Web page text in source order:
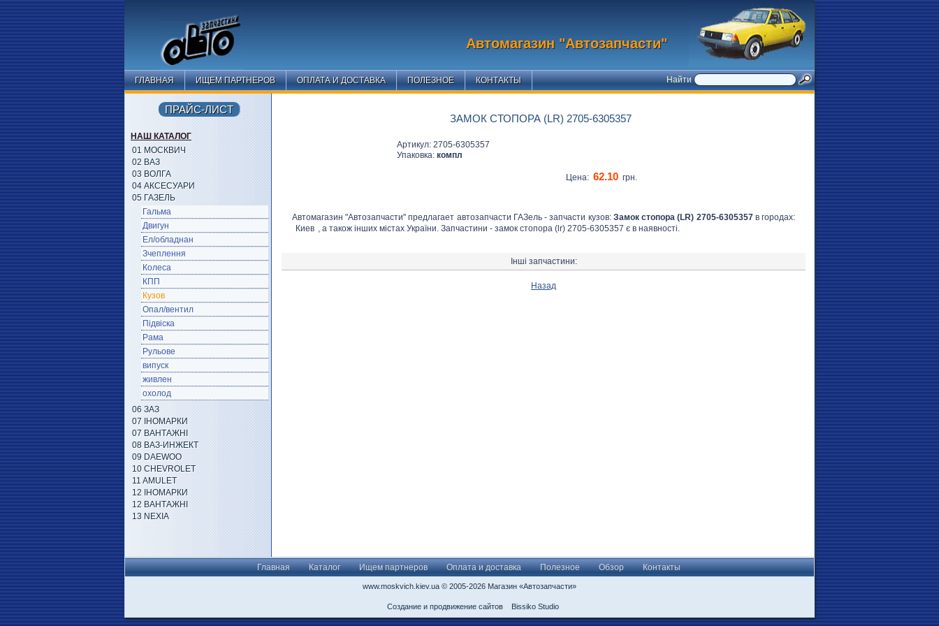
Автомагазин "Автозапчасти"
ГЛАВНАЯ ИЩЕМ ПАРТНЕРОВ ОПЛАТА И ДОСТАВКА ПОЛЕЗНОЕ КОНТАКТЫ Найти
ЗАМОК СТОПОРА (LR) 2705-6305357
Артикул: 2705-6305357
Упаковка: компл
Цена: 62.10 грн.
Автомагазин "Автозапчасти" предлагает автозапчасти ГАЗель - запчасти кузов: Замок стопора (LR) 2705-6305357в городах:
Киев , а також інших містах України. Запчастини - замок стопора (lr) 2705-6305357 є в наявності.
Інші запчастини:
Назад
ПРАЙС-ЛИСТ
НАШ КАТАЛОГ
01 МОСКВИЧ
02 ВАЗ
03 ВОЛГА
04 АКСЕСУАРИ
05 ГАЗЕЛЬ
Гальма
Двигун
Ел/обладнан
Зчеплення
Колеса
КПП
Кузов
Опал/вентил
Підвіска
Рама
Рульове
випуск
живлен
охолод
06 ЗАЗ
07 ІНОМАРКИ
07 ВАНТАЖНІ
08 ВАЗ-ИНЖЕКТ
09 DAEWOO
10 CHEVROLET
11 AMULET
12 ІНОМАРКИ
12 ВАНТАЖНІ
13 NEXIA
Главная Каталог Ищем партнеров Оплата и доставка Полезное Обзор Контакты
www.moskvich.kiev.ua © 2005-2026 Магазин «Автозапчасти»
Создание и продвижение сайтов Bissiko Studio